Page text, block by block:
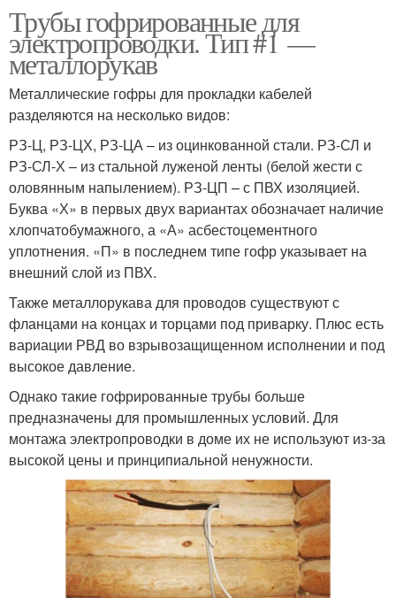
Трубы гофрированные для
электропроводки. Тип #1 —
металлорукав
Металлические гофры для прокладки кабелей
разделяются на несколько видов:
РЗ-Ц, РЗ-ЦХ, РЗ-ЦА – из оцинкованной стали. РЗ-СЛ и
РЗ-СЛ-Х – из стальной луженой ленты (белой жести с
оловянным напылением). РЗ-ЦП – с ПВХ изоляцией.
Буква «Х» в первых двух вариантах обозначает наличие
хлопчатобумажного, а «А» асбестоцементного
уплотнения. «П» в последнем типе гофр указывает на
внешний слой из ПВХ.
Также металлорукава для проводов существуют с
фланцами на концах и торцами под приварку. Плюс есть
вариации РВД во взрывозащищенном исполнении и под
высокое давление.
Однако такие гофрированные трубы больше
предназначены для промышленных условий. Для
монтажа электропроводки в доме их не используют из-за
высокой цены и принципиальной ненужности.